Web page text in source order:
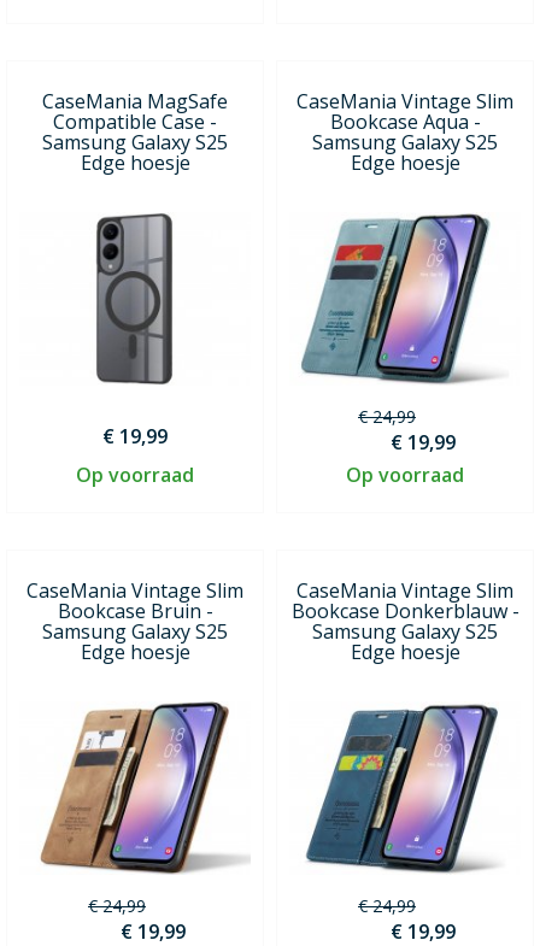
CaseMania MagSafe
Compatible Case -
Samsung Galaxy S25
Edge hoesje
€ 19,99
Op voorraad
CaseMania Vintage Slim
Bookcase Aqua -
Samsung Galaxy S25
Edge hoesje
€ 24,99
€ 19,99
Op voorraad
CaseMania Vintage Slim
Bookcase Bruin -
Samsung Galaxy S25
Edge hoesje
€ 24,99
€ 19,99
CaseMania Vintage Slim
Bookcase Donkerblauw -
Samsung Galaxy S25
Edge hoesje
€ 24,99
€ 19,99